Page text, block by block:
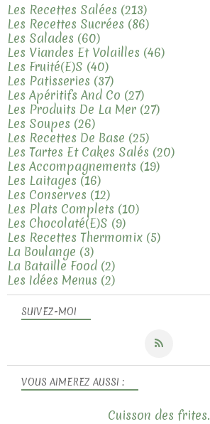
SUIVEZ-MOI
VOUS AIMEREZ AUSSI :
Cuisson des frites.
Les Recettes Salées (213)
Les Recettes Sucrées (86)
Les Salades (60)
Les Viandes Et Volailles (46)
Les Fruité(e)s (40)
Les Patisseries (37)
Les Apéritifs And Co (27)
Les Produits De La Mer (27)
Les Soupes (26)
Les Recettes De Base (25)
Les Tartes Et Cakes Salés (20)
Les Accompagnements (19)
Les Laitages (16)
Les Conserves (12)
Les Plats Complets (10)
Les Chocolaté(e)s (9)
Les Recettes Thermomix (5)
La Boulange (3)
La Bataille Food (2)
Les Idées Menus (2)